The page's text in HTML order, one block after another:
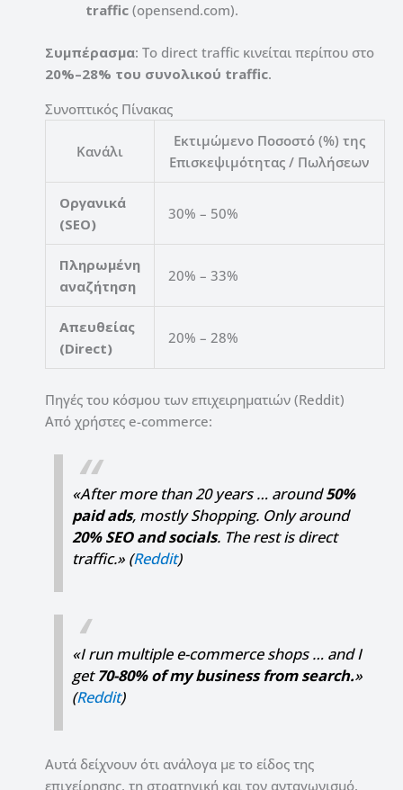
traffic (opensend.com).
Συμπέρασμα: Το direct traffic κινείται περίπου στο
20%–28% του συνολικού traffic.
Συνοπτικός Πίνακας
Κανάλι
Εκτιμώμενο Ποσοστό (%) της
Επισκεψιμότητας / Πωλήσεων
Οργανικά
(SEO)
30% – 50%
Πληρωμένη
αναζήτηση
20% – 33%
Απευθείας
(Direct)
20% – 28%
Πηγές του κόσμου των επιχειρηματιών (Reddit)
Από χρήστες e-commerce:
«After more than 20 years … around50%
paid ads, mostly Shopping. Only around
20% SEO and socials. The rest is direct
traffic.» (Reddit)
«I run multiple e-commerce shops … and I
get70-80% of my business from search.»
(Reddit)
Αυτά δείχνουν ότι ανάλογα με το είδος της
επιχείρησης, τη στρατηγική και τον ανταγωνισμό,